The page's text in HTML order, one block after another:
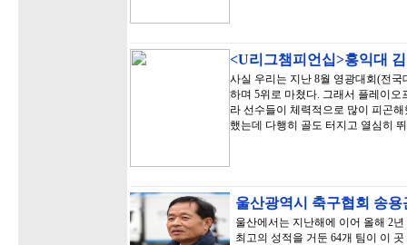
<U리그챔피언십>홍익대
사실 우리는 지난 8월 영광대회(전
하며 5위로 마쳤다. 그래서 플레이
라 선수들이 체력적으로 많이 피곤
했는데 다행히 골도 터지고 열심히
울산광역시 축구협회 송
울산에서는 지난해에 이어 올해 2
최고의 성적을 거둔 64개 팀이 이